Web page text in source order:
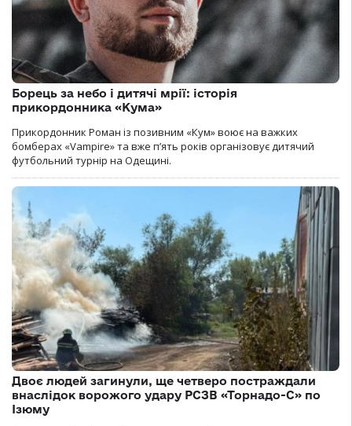
Борець за небо і дитячі мрії: історія
прикордонника «Кума»
Прикордонник Роман із позивним «Кум» воює на важких
бомберах «Vampire» та вже п’ять років організовує дитячий
футбольний турнір на Одещині.
Двоє людей загинули, ще четверо постраждали
внаслідок ворожого удару РСЗВ «Торнадо-С» по
Ізюму